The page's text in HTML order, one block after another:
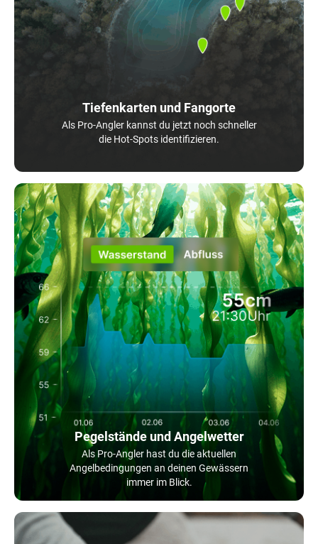
Tiefenkarten und Fangorte
Als Pro-Angler kannst du jetzt noch schneller
die Hot-Spots identifizieren.
Pegelstände und Angelwetter
Als Pro-Angler hast du die aktuellen
Angelbedingungen an deinen Gewässern
immer im Blick.